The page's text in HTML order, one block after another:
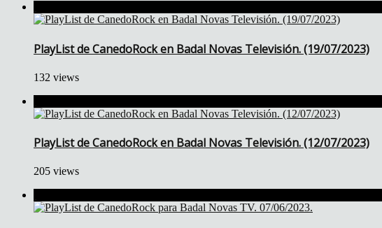
PlayList de CanedoRock en Badal Novas Televisión. (19/07/2023)
132 views
PlayList de CanedoRock en Badal Novas Televisión. (12/07/2023)
205 views